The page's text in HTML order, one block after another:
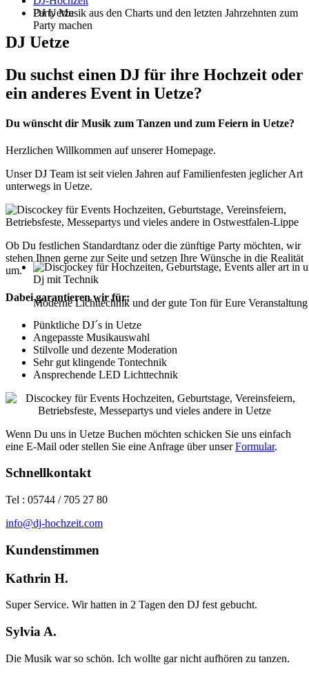
Party Musik aus den Charts und den letzten Jahrzehnten zum
Party machen
Dj mit Technik
Moderne Lichttechnik und der gute Ton für Eure Veranstaltung
DJ Uetze
DJ Uetze
Du suchst einen DJ für ihre Hochzeit oder
ein anderes Event in Uetze?
Du wünscht dir Musik zum Tanzen und zum Feiern in Uetze?
Herzlichen Willkommen auf unserer Homepage.
Unser DJ Team ist seit vielen Jahren auf Familienfesten jeglicher Art
unterwegs in Uetze.
Ob Du festlichen Standardtanz oder die zünftige Party möchten, wir
stehen Ihnen gerne zur Seite und setzen Ihre Wünsche in die Realität
um.
Dabei garantieren wir für:
Pünktliche DJ´s in Uetze
Angepasste Musikauswahl
Stilvolle und dezente Moderation
Sehr gut klingende Tontechnik
Ansprechende LED Lichttechnik
Wenn Du uns in Uetze Buchen möchten schicken Sie uns einfach
eine E-Mail oder stellen Sie eine Anfrage über unserFormular.
Schnellkontakt
Tel : 05744 / 705 27 80
info@dj-hochzeit.com
Kundenstimmen
Kathrin H.
Super Service. Wir hatten in 2 Tagen den DJ fest gebucht.
Sylvia A.
Die Musik war so schön. Ich wollte gar nicht aufhören zu tanzen.